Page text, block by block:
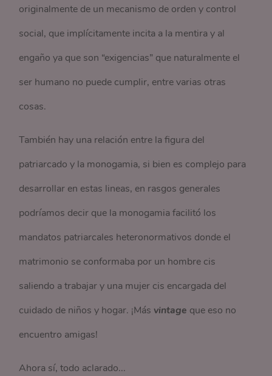
originalmente de un mecanismo de orden y control
social, que implícitamente incita a la mentira y al
engaño ya que son “exigencias” que naturalmente el
ser humano no puede cumplir, entre varias otras
cosas.
También hay una relación entre la figura del
patriarcado y la monogamia, si bien es complejo para
desarrollar en estas lineas, en rasgos generales
podríamos decir que la monogamia facilitó los
mandatos patriarcales heteronormativos donde el
matrimonio se conformaba por un hombre cis
saliendo a trabajar y una mujer cis encargada del
cuidado de niños y hogar. ¡Más vintage que eso no
encuentro amigas!
Ahora sí, todo aclarado...